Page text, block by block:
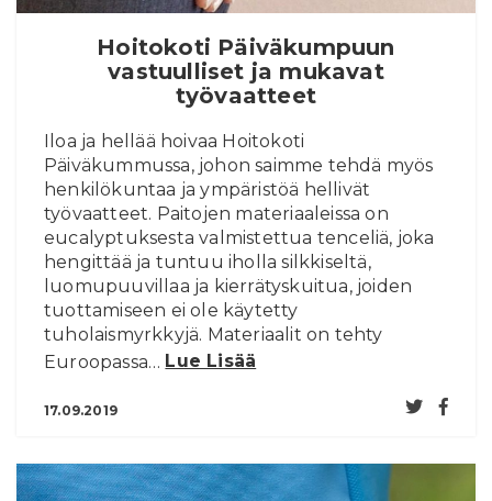
Hoitokoti Päiväkumpuun
vastuulliset ja mukavat
työvaatteet
Iloa ja hellää hoivaa Hoitokoti
Päiväkummussa, johon saimme tehdä myös
henkilökuntaa ja ympäristöä hellivät
työvaatteet. Paitojen materiaaleissa on
eucalyptuksesta valmistettua tenceliä, joka
hengittää ja tuntuu iholla silkkiseltä,
luomupuuvillaa ja kierrätyskuitua, joiden
tuottamiseen ei ole käytetty
tuholaismyrkkyjä. Materiaalit on tehty
Euroopassa… Lue Lisää
17.09.2019